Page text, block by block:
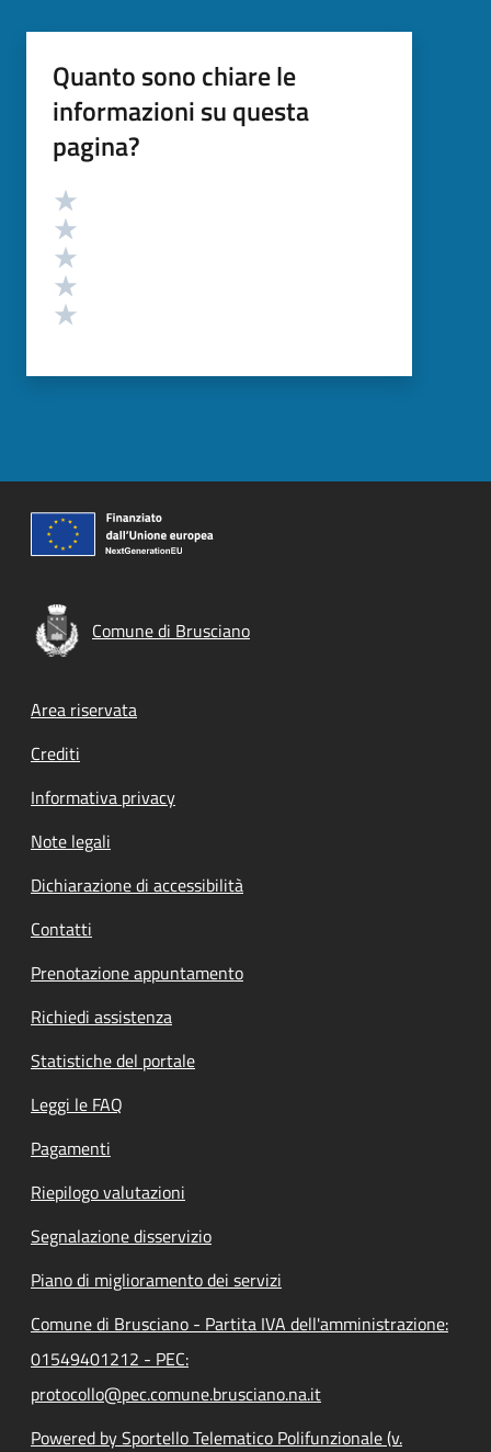
Quanto sono chiare le
informazioni su questa
pagina?
Valutazione
Comune di Brusciano
Footer menu
Area riservata
Crediti
Informativa privacy
Note legali
Dichiarazione di accessibilità
Contatti
Prenotazione appuntamento
Richiedi assistenza
Statistiche del portale
Leggi le FAQ
Pagamenti
Riepilogo valutazioni
Segnalazione disservizio
Piano di miglioramento dei servizi
Comune di Brusciano - Partita IVA dell'amministrazione:
01549401212 - PEC:
protocollo@pec.comune.brusciano.na.it
Powered by Sportello Telematico Polifunzionale (v.